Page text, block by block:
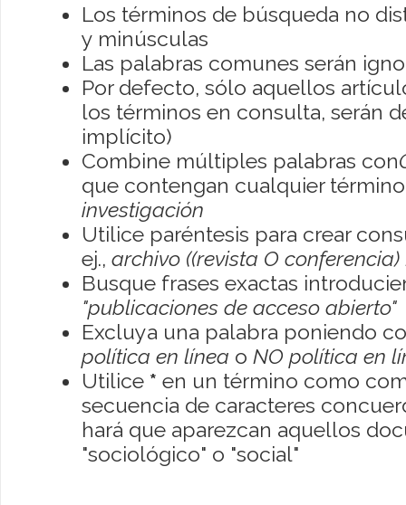
Los términos de búsqueda no
y minúsculas
Las palabras comunes serán
Por defecto, sólo aquellos
los términos en consulta, serán
implícito)
Combine múltiples palabras con
que contengan cualquier
investigación
Utilice paréntesis para crear
ej., archivo ((revista O conferencia)
Busque frases exactas
"publicaciones de acceso abierto"
Excluya una palabra poniendo
política en línea o NO política en
Utilice * en un término como
secuencia de caracteres
hará que aparezcan aquellos
"sociológico" o "social"